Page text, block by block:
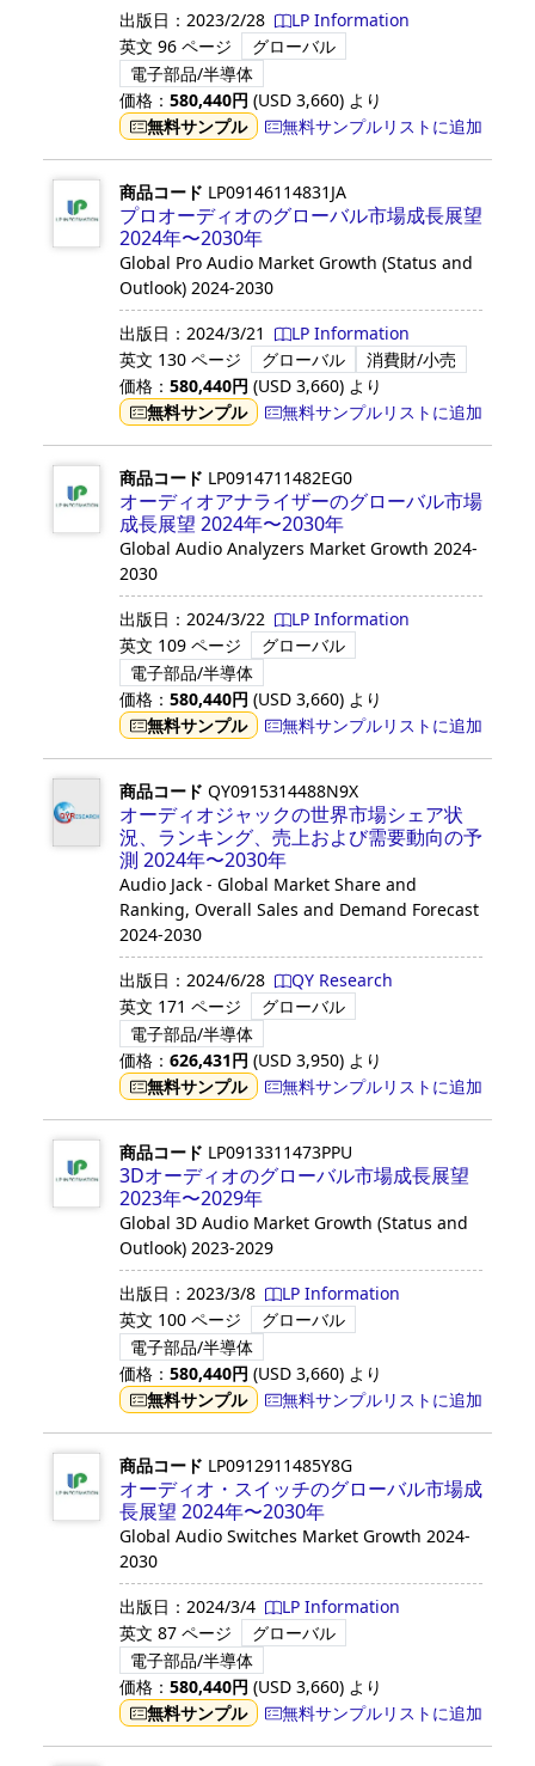
出版日： 2023/2/28
LP Information
英文 96 ページ
グローバル
電子部品/半導体
価格： 580,440円 (USD 3,660) より
無料サンプル
無料サンプルリストに追加
商品コード LP09146114831JA
プロオーディオのグローバル市場成長展望
2024年〜2030年
Global Pro Audio Market Growth (Status and
Outlook) 2024-2030
出版日： 2024/3/21
LP Information
英文 130 ページ グローバル
消費財/小売
価格： 580,440円 (USD 3,660) より
無料サンプル
無料サンプルリストに追加
商品コード LP0914711482EG0
オーディオアナライザーのグローバル市場
成長展望 2024年〜2030年
Global Audio Analyzers Market Growth 2024-
2030
出版日： 2024/3/22
LP Information
英文 109 ページ
グローバル
電子部品/半導体
価格： 580,440円 (USD 3,660) より
無料サンプル
無料サンプルリストに追加
商品コード QY0915314488N9X
オーディオジャックの世界市場シェア状
況、ランキング、売上および需要動向の予
測 2024年〜2030年
Audio Jack - Global Market Share and
Ranking, Overall Sales and Demand Forecast
2024-2030
出版日： 2024/6/28
QY Research
英文 171 ページ
グローバル
電子部品/半導体
価格： 626,431円 (USD 3,950) より
無料サンプル
無料サンプルリストに追加
商品コード LP0913311473PPU
3Dオーディオのグローバル市場成長展望
2023年〜2029年
Global 3D Audio Market Growth (Status and
Outlook) 2023-2029
出版日： 2023/3/8
LP Information
英文 100 ページ
グローバル
電子部品/半導体
価格： 580,440円 (USD 3,660) より
無料サンプル
無料サンプルリストに追加
商品コード LP0912911485Y8G
オーディオ・スイッチのグローバル市場成
長展望 2024年〜2030年
Global Audio Switches Market Growth 2024-
2030
出版日： 2024/3/4
LP Information
英文 87 ページ
グローバル
電子部品/半導体
価格： 580,440円 (USD 3,660) より
無料サンプル
無料サンプルリストに追加